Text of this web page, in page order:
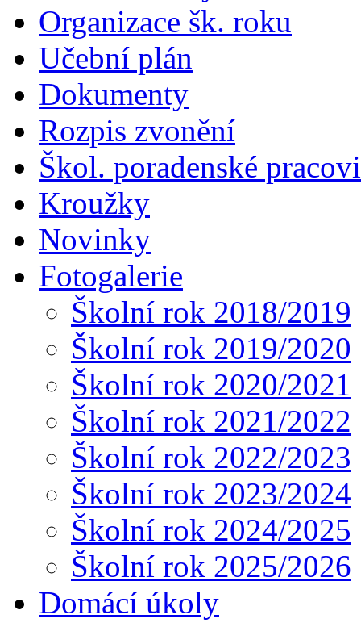
Organizace šk. roku
Učební plán
Dokumenty
Rozpis zvonění
Škol. poradenské
Kroužky
Novinky
Fotogalerie
Školní rok 2018/2019
Školní rok 2019/2020
Školní rok 2020/2021
Školní rok 2021/2022
Školní rok 2022/2023
Školní rok 2023/2024
Školní rok 2024/2025
Školní rok 2025/2026
Domácí úkoly